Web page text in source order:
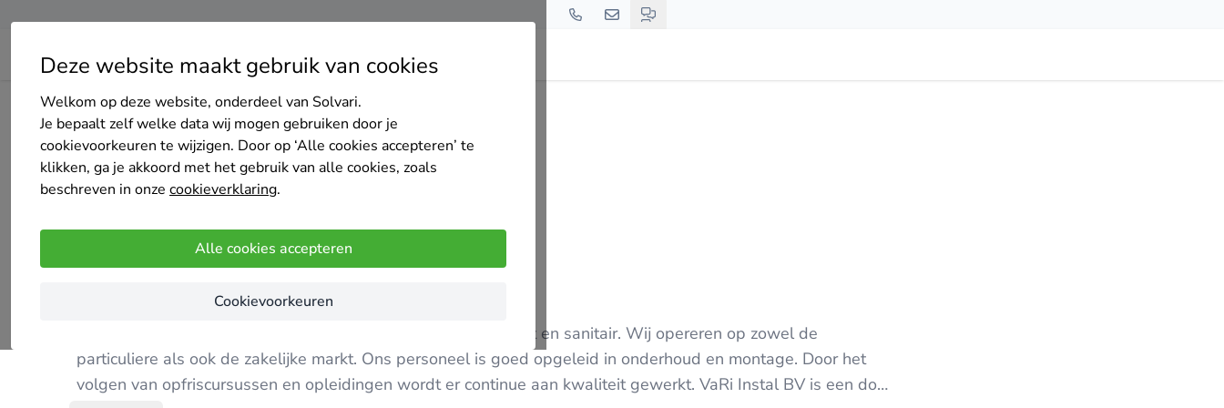
Deze website maakt gebruik van cookies
Welkom op deze website, onderdeel van Solvari.
Je bepaalt zelf welke data wij mogen gebruiken door je
cookievoorkeuren te wijzigen. Door op ‘Alle cookies accepteren’ te
klikken, ga je akkoord met het gebruik van alle cookies, zoals
beschreven in onze cookieverklaring.
Alle cookies accepteren
Cookievoorkeuren
Home Cv-ketel Limburg Beesel VaRi Instal BV
3.7/5
(3 reviews)
Wij zijn een dynamisch bedrijf met hart voor het binnenklimaat en sanitair. Wij opereren op zowel de
particuliere als ook de zakelijke markt. Ons personeel is goed opgeleid in onderhoud en montage. Door het
volgen van opfriscursussen en opleidingen wordt er continue aan kwaliteit gewerkt. VaRi Instal BV is een door